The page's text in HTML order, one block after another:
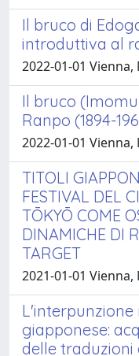
Il bruco di
introduttiva al
2022-01-01
Il bruco
Ranpo (1894-
2022-01-01
TITOLI
FESTIVAL DEL
TŌKYŌ COME
DINAMICHE DI
TARGET
2021-01-01
giapponese:
delle traduzioni